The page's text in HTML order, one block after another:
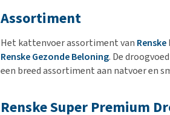
Assortiment
Het kattenvoer assortiment van Renske
Renske Gezonde Beloning. De
een breed assortiment aan natvoer en
Renske Super Premium